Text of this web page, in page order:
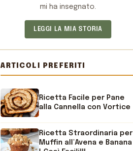
mi ha insegnato.
LEGGI LA MIA STORIA
ARTICOLI PREFERITI
Ricetta Facile per Pane
alla Cannella con Vortice
Ricetta Straordinaria per
Muffin all’Avena e Banana